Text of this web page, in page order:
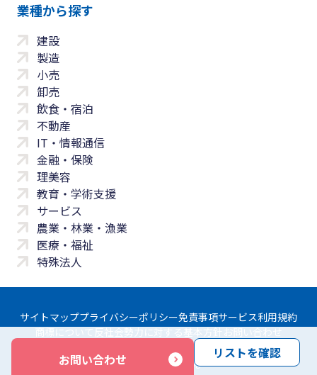
お問い合わせ リストを確認
業種から探す
建設
製造
小売
卸売
飲食・宿泊
不動産
IT・情報通信
金融・保険
理美容
教育・学術支援
サービス
農業・林業・漁業
医療・福祉
特殊法人
サイトマッププライバシーポリシー免責事項サービス利用規約
商標について 反社会勢力に対する基本方針 お問い合わせ
Copyright © Yayoi Co., Ltd. All rights reserved.